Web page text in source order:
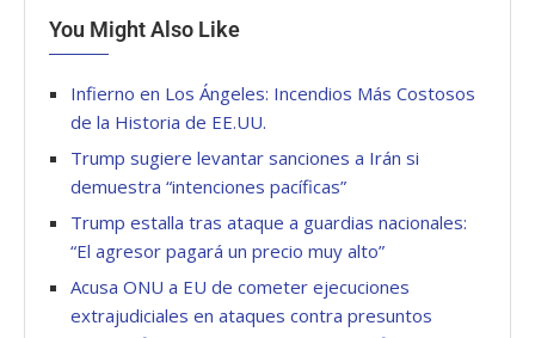
You Might Also Like
Infierno en Los Ángeles: Incendios Más Costosos
de la Historia de EE.UU.
Trump sugiere levantar sanciones a Irán si
demuestra “intenciones pacíficas”
Trump estalla tras ataque a guardias nacionales:
“El agresor pagará un precio muy alto”
Acusa ONU a EU de cometer ejecuciones
extrajudiciales en ataques contra presuntos